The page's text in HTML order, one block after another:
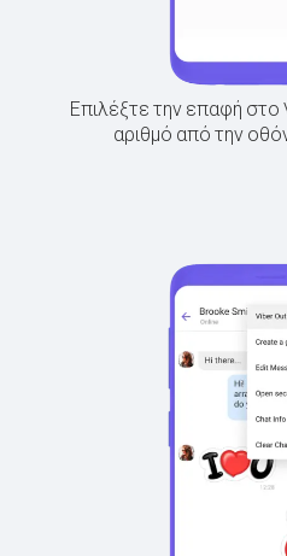
Επιλέξτε την επαφή στο
αριθμό από την